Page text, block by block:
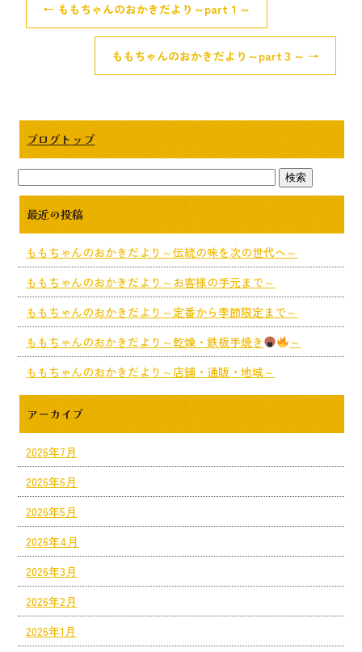
← ももちゃんのおかきだより～part１～
ももちゃんのおかきだより～part３～ →
ブログトップ
最近の投稿
ももちゃんのおかきだより～伝統の味を次の世代へ～
ももちゃんのおかきだより～お客様の手元まで～
ももちゃんのおかきだより～定番から季節限定まで～
ももちゃんのおかきだより～乾燥・鉄板手焼き
～
ももちゃんのおかきだより～店舗・通販・地域～
アーカイブ
2026年7月
2026年6月
2026年5月
2026年4月
2026年3月
2026年2月
2026年1月